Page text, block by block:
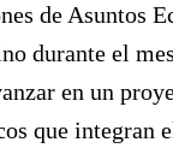
de Asuntos
durante el
en un
que integran